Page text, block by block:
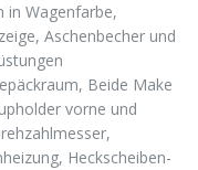
in Wagenfarbe,
Aschenbecher und
Beide Make
vorne und
Heckscheiben-